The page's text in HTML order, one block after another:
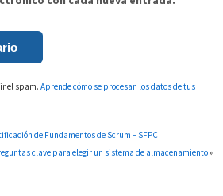
el spam.Aprende cómo se procesan los datos de tus
de Fundamentos de Scrum – SFPC
clave para elegir un sistema de almacenamiento»